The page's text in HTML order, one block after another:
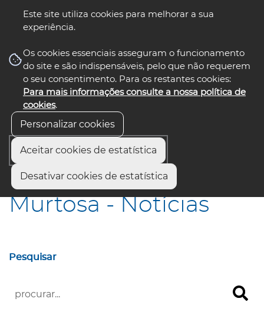
Este site utiliza cookies para melhorar a sua
experiência.
Os cookies essenciais asseguram o funcionamento
do site e são indispensáveis, pelo que não requerem
o seu consentimento. Para os restantes cookies:
Para mais informações consulte a nossa política de
cookies.
Personalizar cookies
Aceitar cookies de estatística
Desativar cookies de estatística
nos select language
Início Murtosa - Notícias
Murtosa - Notícias
Pesquisar